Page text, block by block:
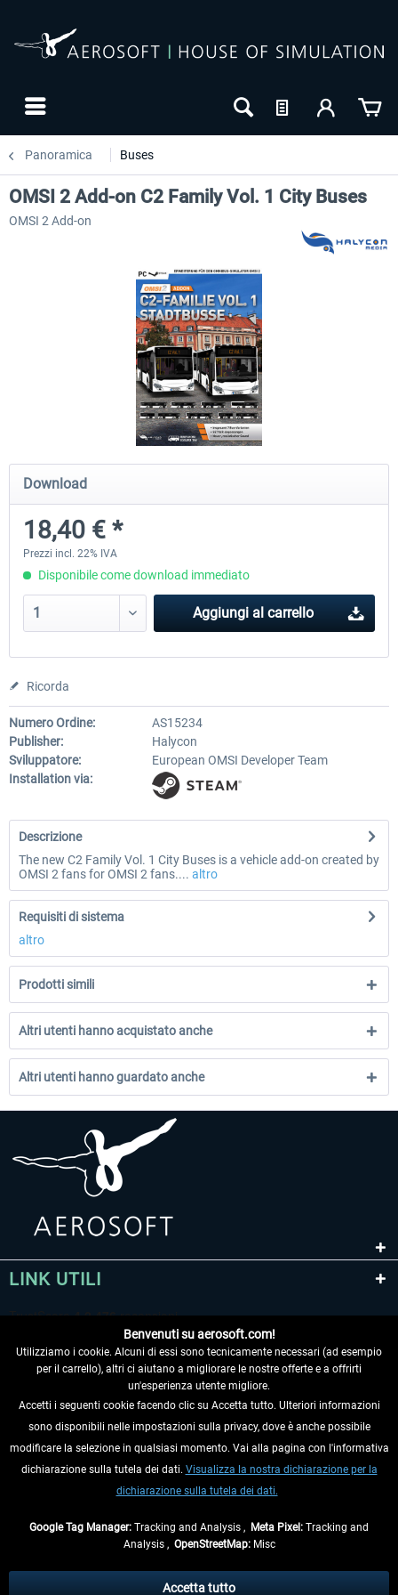
Panoramica Buses
OMSI 2 Add-on Valiant Citybus 7700
Hybrid
12,29 € *
OMSI 2 Add-on IVECO Bus
OMSI 2 Add-on C2 Family Vol. 1 City Buses
OMSI 2 Add-on
Download
18,40 € *
Prezzi incl. 22% IVA
Disponibile come download immediato
Aggiungi al carrello
Ricorda
Numero Ordine:
AS15234
Publisher:
Halycon
Sviluppatore:
European OMSI Developer Team
Installation via:
Descrizione
The new C2 Family Vol. 1 City Buses is a vehicle add-on created by
OMSI 2 fans for OMSI 2 fans.... altro
Requisiti di sistema
altro
Prodotti simili
Altri utenti hanno acquistato anche
Altri utenti hanno guardato anche
LINK UTILI
RECEDERE DAL CONTRATTO
INFORMAZIONI
eventualmente le spese di spedizione, se non diversamente descritto.
Benvenuti su aerosoft.com!
Utilizziamo i cookie. Alcuni di essi sono tecnicamente necessari (ad esempio
per il carrello), altri ci aiutano a migliorare le nostre offerte e a offrirti
un'esperienza utente migliore.
Accetti i seguenti cookie facendo clic su Accetta tutto. Ulteriori informazioni
sono disponibili nelle impostazioni sulla privacy, dove è anche possibile
modificare la selezione in qualsiasi momento. Vai alla pagina con l'informativa
dichiarazione sulla tutela dei dati. Visualizza la nostra dichiarazione per la
dichiarazione sulla tutela dei dati.
Google Tag Manager: Tracking and Analysis , Meta Pixel: Tracking and
Analysis , OpenStreetMap:Misc
Accetta tutto